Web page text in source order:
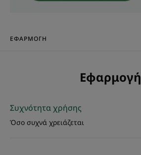
Οφέλη της υφής
Ρευστή υφή.
ΕΦΑΡΜΟΓΉ
Εφαρμογή
Συχνότητα χρήσης
Όσο συχνά χρειάζεται